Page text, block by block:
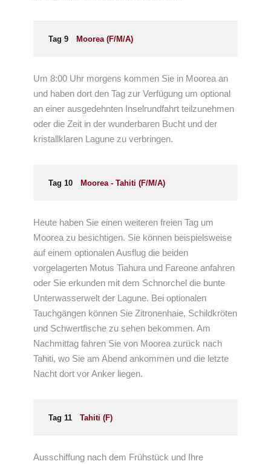
Tag 9 Moorea (F/M/A)
Um 8:00 Uhr morgens kommen Sie in Moorea an
und haben dort den Tag zur Verfügung um optional
an einer ausgedehnten Inselrundfahrt teilzunehmen
oder die Zeit in der wunderbaren Bucht und der
kristallklaren Lagune zu verbringen.
Tag 10 Moorea - Tahiti (F/M/A)
Heute haben Sie einen weiteren freien Tag um
Moorea zu besichtigen. Sie können beispielsweise
auf einem optionalen Ausflug die beiden
vorgelagerten Motus Tiahura und Fareone anfahren
oder Sie erkunden mit dem Schnorchel die bunte
Unterwasserwelt der Lagune. Bei optionalen
Tauchgängen können Sie Zitronenhaie, Schildkröten
und Schwertfische zu sehen bekommen. Am
Nachmittag fahren Sie von Moorea zurück nach
Tahiti, wo Sie am Abend ankommen und die letzte
Nacht dort vor Anker liegen.
Tag 11 Tahiti (F)
Ausschiffung nach dem Frühstück und Ihre